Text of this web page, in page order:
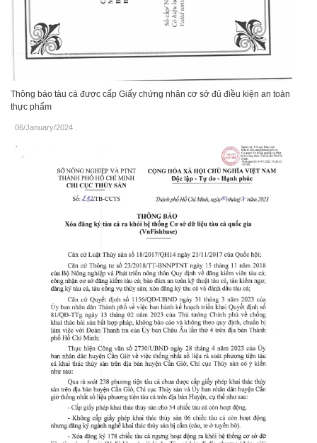
Thông báo tàu cá được cấp Giấy chứng nhận cơ sở đủ điều kiện an toàn
thực phẩm
06/January/2024